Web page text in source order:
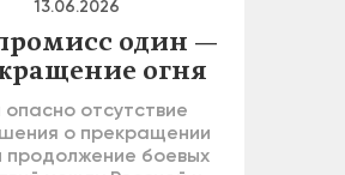
13.06.2026
один —
огня
опасно отсутствие
о прекращении
продолжение боевых